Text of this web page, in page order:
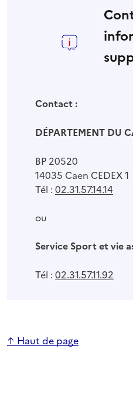
Contact :
DÉPARTEMENT DU
BP 20520
14035 Caen CEDEX 1
Tél : 02.31.57.14.14
ou
Service Sport et vie
Tél : 02.31.57.11.92
↑ Haut de page